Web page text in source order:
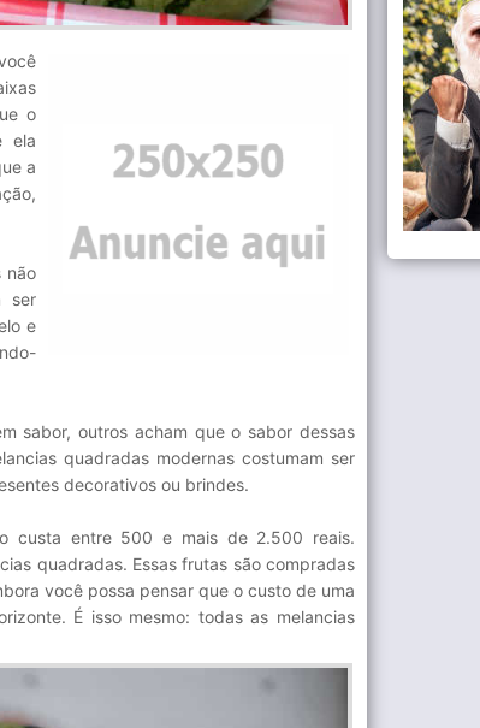
o
ela
a
não
ser
e
sabor, outros acham que o sabor dessas
quadradas modernas costumam ser
decorativos ou brindes.
custa entre 500 e mais de 2.500 reais.
quadradas. Essas frutas são compradas
você possa pensar que o custo de uma
É isso mesmo: todas as melancias